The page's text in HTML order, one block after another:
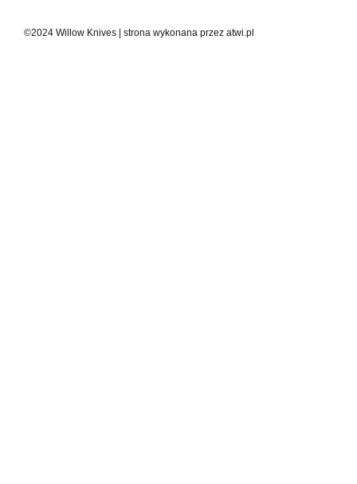
©2024 Willow Knives | strona wykonana przez atwi.pl